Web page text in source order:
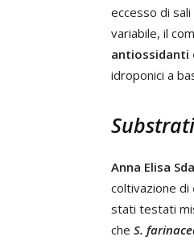
eccesso di
variabile, il
antiossidanti
idroponici a
Anna Elisa
coltivazione di
stati testati
che S.